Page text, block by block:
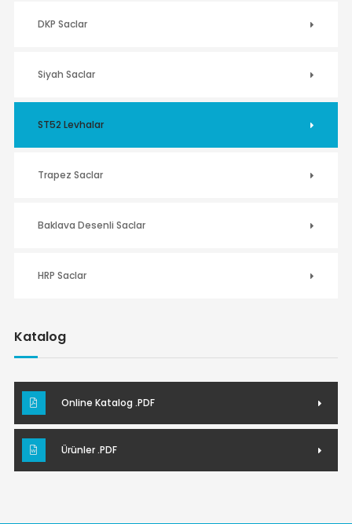
DKP Saclar
Siyah Saclar
ST52 Levhalar
Trapez Saclar
Baklava Desenli Saclar
HRP Saclar
Katalog
Online Katalog .PDF
Ürünler .PDF